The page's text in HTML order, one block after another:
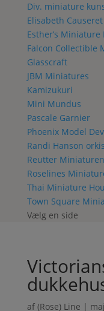
Div. miniature
Elisabeth Causeret
Esther’s
Falcon Collectible
Glasscraft
JBM Miniatures
Kamizukuri
Mini Mundus
Pascale Garnier
Phoenix Model
Randi Hanson
Reutter Miniaturen
Roselines
Thai Miniature
Town Square
Vælg en side
af (Rose) Line |